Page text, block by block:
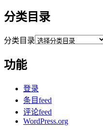
分类目录
分类目录
功能
登录
条目feed
评论feed
WordPress.org